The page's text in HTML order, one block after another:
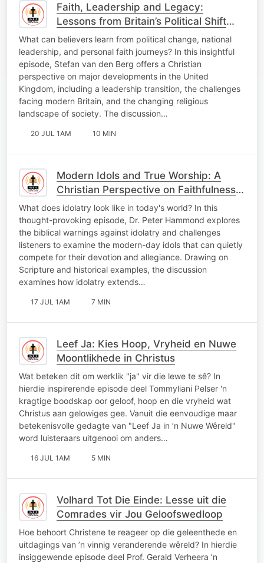
Faith, Leadership and Legacy:
Lessons from Britain’s Political Shift
and Mandela’s Legacy
What can believers learn from political change, national
leadership, and personal faith journeys? In this insightful
episode, Stefan van den Berg offers a Christian
perspective on major developments in the United
Kingdom, including a leadership transition, the challenges
facing modern Britain, and the changing religious
landscape of society. The discussion…
20 JUL 1AM 10 MIN
Modern Idols and True Worship: A
Christian Perspective on Faithfulness
to God
What does idolatry look like in today's world? In this
thought-provoking episode, Dr. Peter Hammond explores
the biblical warnings against idolatry and challenges
listeners to examine the modern-day idols that can quietly
compete for their devotion and allegiance. Drawing on
Scripture and historical examples, the discussion
examines how idolatry extends…
17 JUL 1AM 7 MIN
Leef Ja: Kies Hoop, Vryheid en Nuwe
Moontlikhede in Christus
Wat beteken dit om werklik "ja" vir die lewe te sê? In
hierdie inspirerende episode deel Tommyliani Pelser 'n
kragtige boodskap oor geloof, hoop en die vryheid wat
Christus aan gelowiges gee. Vanuit die eenvoudige maar
betekenisvolle gedagte van "Leef Ja in ’n Nuwe Wêreld"
word luisteraars uitgenooi om anders…
16 JUL 1AM 5 MIN
Volhard Tot Die Einde: Lesse uit die
Comrades vir Jou Geloofswedloop
Hoe behoort Christene te reageer op die geleenthede en
uitdagings van ’n vinnig veranderende wêreld? In hierdie
insiggewende episode deel Prof. Gerald Verheera ’n